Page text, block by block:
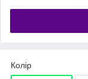
Колір